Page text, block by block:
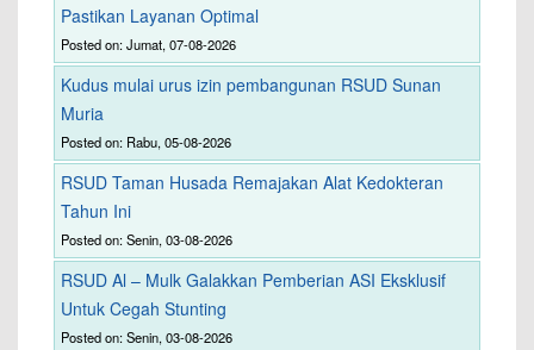
Pastikan Layanan Optimal
Posted on: Jumat, 07-08-2026
Kudus mulai urus izin pembangunan RSUD Sunan
Muria
Posted on: Rabu, 05-08-2026
RSUD Taman Husada Remajakan Alat Kedokteran
Tahun Ini
Posted on: Senin, 03-08-2026
RSUD Al – Mulk Galakkan Pemberian ASI Eksklusif
Untuk Cegah Stunting
Posted on: Senin, 03-08-2026